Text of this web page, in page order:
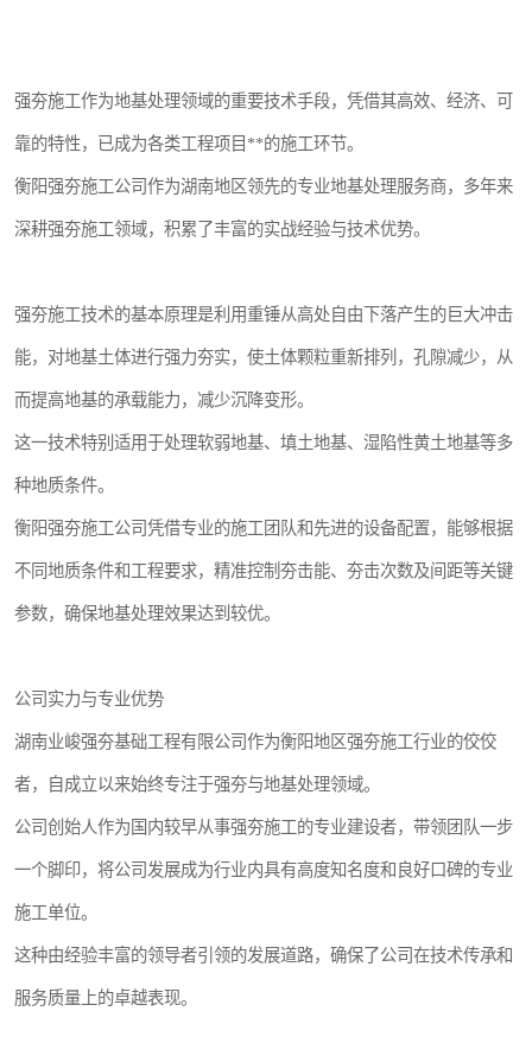
强夯施工作为地基处理领域的重要技术手段，凭借其高效、经济、可
靠的特性，已成为各类工程项目**的施工环节。
衡阳强夯施工公司作为湖南地区领先的专业地基处理服务商，多年来
深耕强夯施工领域，积累了丰富的实战经验与技术优势。
强夯施工技术的基本原理是利用重锤从高处自由下落产生的巨大冲击
能，对地基土体进行强力夯实，使土体颗粒重新排列，孔隙减少，从
而提高地基的承载能力，减少沉降变形。
这一技术特别适用于处理软弱地基、填土地基、湿陷性黄土地基等多
种地质条件。
衡阳强夯施工公司凭借专业的施工团队和先进的设备配置，能够根据
不同地质条件和工程要求，精准控制夯击能、夯击次数及间距等关键
参数，确保地基处理效果达到较优。
公司实力与专业优势
湖南业峻强夯基础工程有限公司作为衡阳地区强夯施工行业的佼佼
者，自成立以来始终专注于强夯与地基处理领域。
公司创始人作为国内较早从事强夯施工的专业建设者，带领团队一步
一个脚印，将公司发展成为行业内具有高度知名度和良好口碑的专业
施工单位。
这种由经验丰富的领导者引领的发展道路，确保了公司在技术传承和
服务质量上的卓越表现。